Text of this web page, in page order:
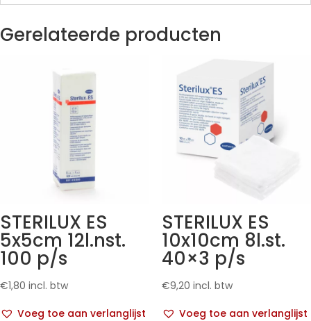
Gerelateerde producten
STERILUX ES
5x5cm 12l.nst.
100 p/s
€1,80 incl. btw
Voeg toe aan verlanglijst
STERILUX ES
10x10cm 8l.st.
40×3 p/s
€9,20 incl. btw
Voeg toe aan verlanglijst